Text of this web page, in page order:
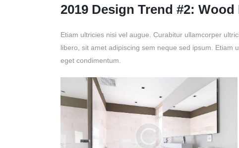
2019 Design Trend #2:
Etiam ultricies nisi vel augue. Curabitur ullamcorper
libero, sit amet adipiscing sem neque sed ipsum. Etiam
eget condimentum.